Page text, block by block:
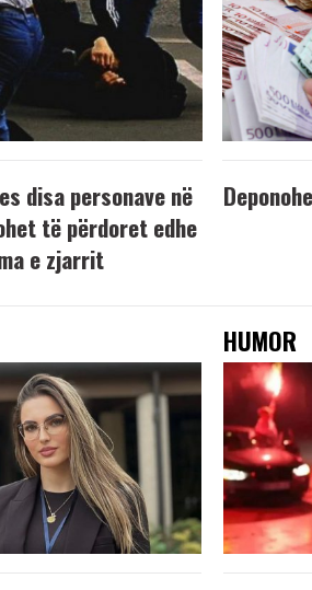
disa personave në
të përdoret edhe
e zjarrit
HUMOR